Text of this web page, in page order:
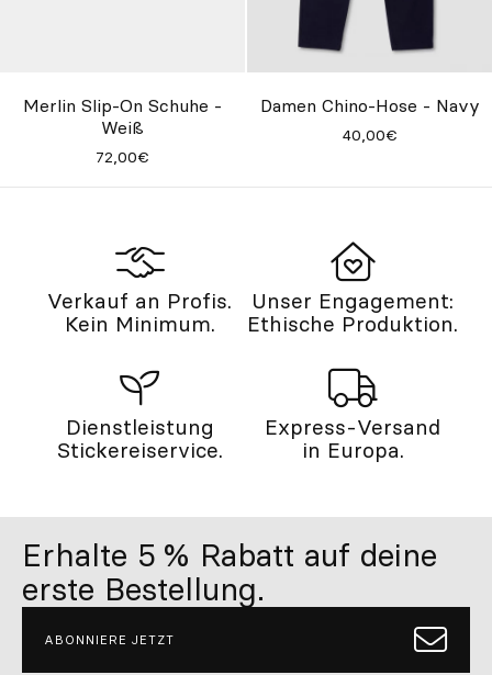
Merlin Slip-On Schuhe -
Weiß
72,00€
Damen Chino-Hose - Navy
40,00€
Verkauf an Profis.
Kein Minimum.
Unser Engagement:
Ethische Produktion.
Dienstleistung
Stickereiservice.
Express-Versand
in Europa.
Erhalte 5 % Rabatt auf deine
erste Bestellung.
ABONNIERE JETZT